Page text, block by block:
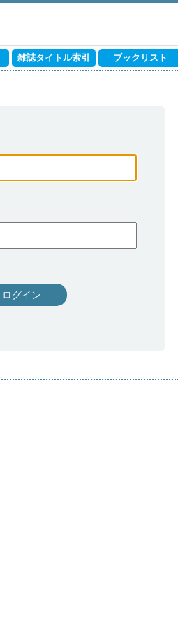
雑誌タイトル索引 ブックリスト
ログイン